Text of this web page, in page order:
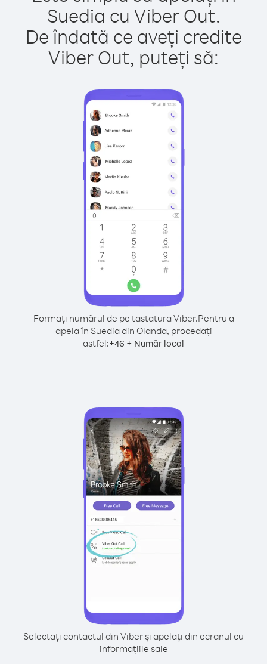
Suedia cu Viber Out.
De îndată ce aveți credite
Viber Out, puteți să:
Formați numărul de pe tastatura Viber.Pentru a
apela în Suedia din Olanda, procedați
astfel:+46 + Număr local
Selectați contactul din Viber și apelați din ecranul cu
informațiile sale